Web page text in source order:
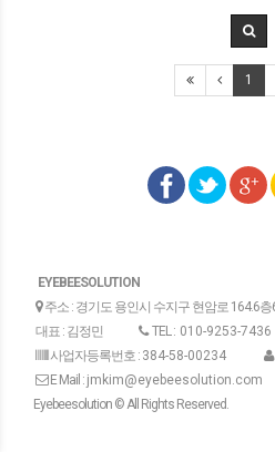
1
EYEBEESOLUTION
주소 : 경기도 용인시 수지구 현암로 164.6
대표 : 김정민
TEL : 010-9253-7436
사업자등록번호 : 384-58-00234
E Mail : jmkim@eyebeesolution.com
Eyebeesolution © All Rights Reserved.